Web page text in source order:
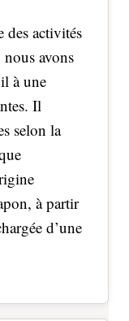
des activités
avons
à une
Il
selon la
à partir
d’une